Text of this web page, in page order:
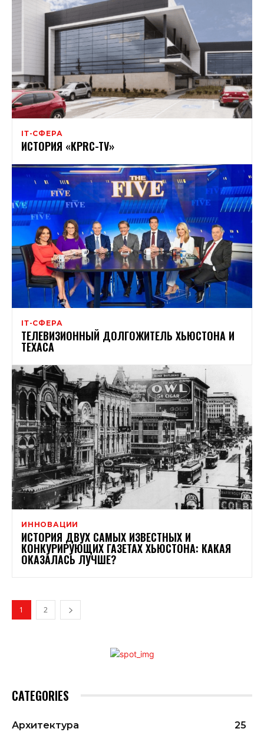
ІТ-СФЕРА
ИСТОРИЯ «KPRC-TV»
ІТ-СФЕРА
ТЕЛЕВИЗИОННЫЙ ДОЛГОЖИТЕЛЬ ХЬЮСТОНА И
ТЕХАСА
ИННОВАЦИИ
ИСТОРИЯ ДВУХ САМЫХ ИЗВЕСТНЫХ И
КОНКУРИРУЮЩИХ ГАЗЕТАХ ХЬЮСТОНА: КАКАЯ
ОКАЗАЛАСЬ ЛУЧШЕ?
1 2
CATEGORIES
Архитектура
25